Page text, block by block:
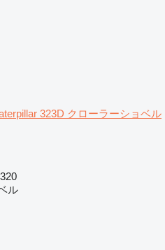
323D クローラーショベル
ル